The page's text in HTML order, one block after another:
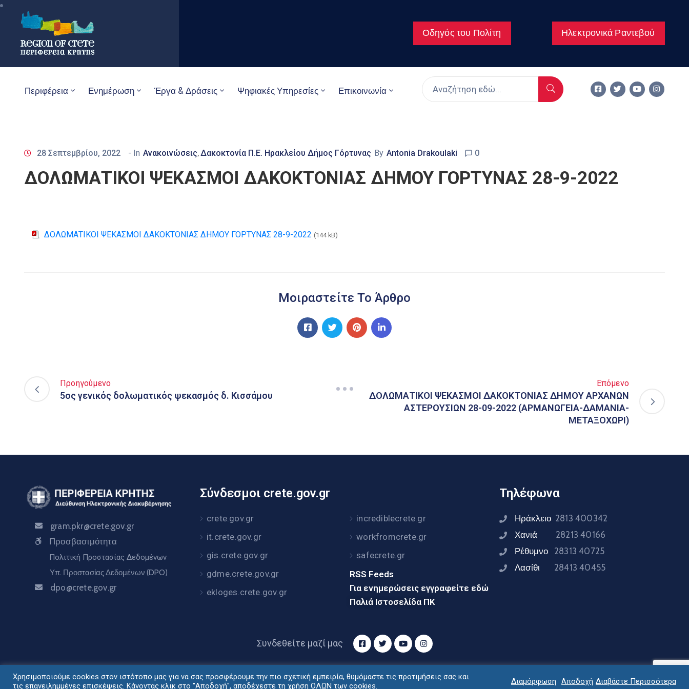
Οδηγός του Πολίτη Ηλεκτρονικά Ραντεβού
Περιφέρεια Ενημέρωση Έργα & Δράσεις Ψηφιακές Υπηρεσίες Επικοινωνία
28 Σεπτεμβρίου, 2022 - In Ανακοινώσεις‚ Δακοκτονία Π.Ε. Ηρακλείου Δήμος Γόρτυνας By Antonia Drakoulaki 0
ΔΟΛΩΜΑΤΙΚΟΙ ΨΕΚΑΣΜΟΙ ΔΑΚΟΚΤΟΝΙΑΣ ΔΗΜΟΥ ΓΟΡΤΥΝΑΣ 28-9-2022
ΔΟΛΩΜΑΤΙΚΟΙ ΨΕΚΑΣΜΟΙ ΔΑΚΟΚΤΟΝΙΑΣ ΔΗΜΟΥ ΓΟΡΤΥΝΑΣ 28-9-2022 (144 kB)
Μοιραστείτε Το Άρθρο
Προηγούμενο
5ος γενικός δολωματικός ψεκασμός δ. Κισσάμου
Επόμενο
ΔΟΛΩΜΑΤΙΚΟΙ ΨΕΚΑΣΜΟΙ ΔΑΚΟΚΤΟΝΙΑΣ ΔΗΜΟΥ ΑΡΧΑΝΩΝ
ΑΣΤΕΡΟΥΣΙΩΝ 28-09-2022 (ΑΡΜΑΝΩΓΕΙΑ-ΔΑΜΑΝΙΑ-
ΜΕΤΑΞΟΧΩΡΙ)
gram.pkr@crete.gov.gr
Προσβασιμότητα
Πολιτική Προστασίας Δεδομένων
Υπ. Προστασίας Δεδομένων (DPO)
dpo@crete.gov.gr
Σύνδεσμοι crete.gov.gr
crete.gov.gr
it.crete.gov.gr
gis.crete.gov.gr
gdme.crete.gov.gr
ekloges.crete.gov.gr
incrediblecrete.gr
workfromcrete.gr
safecrete.gr
RSS Feeds
Για ενημερώσεις εγγραφείτε εδώ
Παλιά Ιστοσελίδα ΠΚ
Τηλέφωνα
Ηράκλειο 2813 400342
Χανιά 28213 40166
Ρέθυμνο 28313 40725
Λασίθι 28413 40455
Συνδεθείτε μαζί μας
Σχεδιασμός - Ανάπτυξη: Διεύθυνση Ηλεκτρονικής Διακυβέρνησης Περιφέρειας Κρήτης © 2024
Χρησιμοποιούμε cookies στον ιστότοπο μας για να σας προσφέρουμε την πιο σχετική εμπειρία, θυμόμαστε τις προτιμήσεις σας και
τις επανειλημμένες επισκέψεις. Κάνοντας κλικ στο "Αποδοχή", αποδέχεστε τη χρήση ΟΛΩΝ των cookies.
Διαμόρφωση Αποδοχή Διαβάστε Περισσότερα